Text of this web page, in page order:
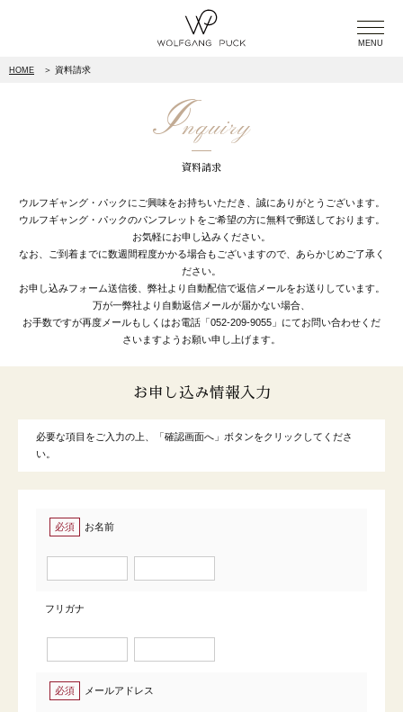
MENU
HOME ＞ 資料請求
Inquiry
資料請求
ウルフギャング・パックにご興味をお持ちいただき、誠にありがとうございます。
ウルフギャング・パックのパンフレットをご希望の方に無料で郵送しております。
お気軽にお申し込みください。
なお、ご到着までに数週間程度かかる場合もございますので、あらかじめご了承く
ださい。
お申し込みフォーム送信後、弊社より自動配信で返信メールをお送りしています。
万が一弊社より自動返信メールが届かない場合、
お手数ですが再度メールもしくはお電話「 052-209-9055 」にてお問い合わせくだ
さいますようお願い申し上げます。
お申し込み情報入力
必要な項目をご入力の上、「確認画面へ」ボタンをクリックしてくださ
い。
必須 お名前
フリガナ
必須 メールアドレス